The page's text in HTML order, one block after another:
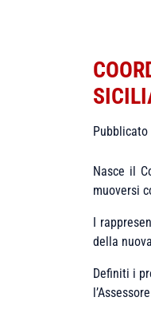
Nasce il
muoversi
I
della
Definiti i